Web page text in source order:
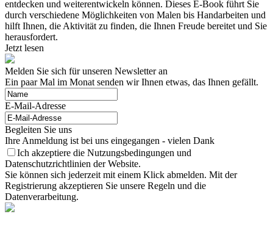
entdecken und weiterentwickeln können. Dieses E-Book führt Sie
durch verschiedene Möglichkeiten von Malen bis Handarbeiten und
hilft Ihnen, die Aktivität zu finden, die Ihnen Freude bereitet und Sie
herausfordert.
Jetzt lesen
Melden Sie sich für unseren Newsletter an
Ein paar Mal im Monat senden wir Ihnen etwas, das Ihnen gefällt.
E-Mail-Adresse
Begleiten Sie uns
Ihre Anmeldung ist bei uns eingegangen - vielen Dank
Ich akzeptiere die Nutzungsbedingungen und
Datenschutzrichtlinien der Website.
Sie können sich jederzeit mit einem Klick abmelden. Mit der
Registrierung akzeptieren Sie unsere Regeln und die
Datenverarbeitung.